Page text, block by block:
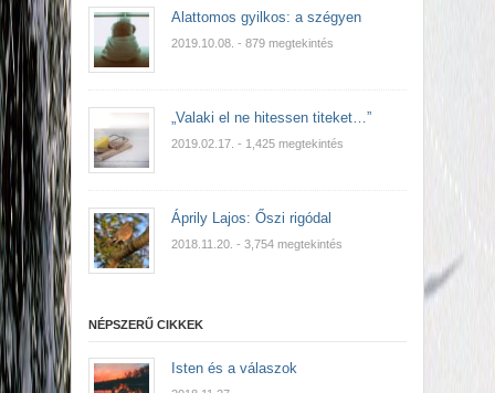
Alattomos gyilkos: a szégyen
2019.10.08. - 879 megtekintés
„Valaki el ne hitessen titeket…”
2019.02.17. - 1,425 megtekintés
Áprily Lajos: Őszi rigódal
2018.11.20. - 3,754 megtekintés
NÉPSZERŰ CIKKEK
Isten és a válaszok